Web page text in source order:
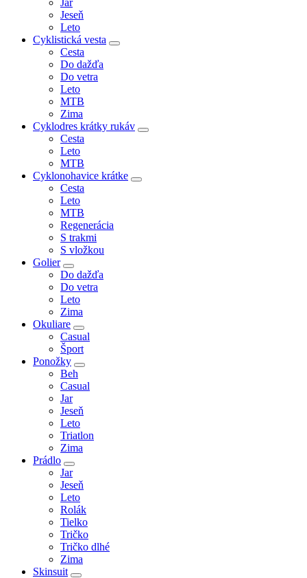
Jar
Jeseň
Leto
Cyklistická vesta
Cesta
Do dažďa
Do vetra
Leto
MTB
Zima
Cyklodres krátky rukáv
Cesta
Leto
MTB
Cyklonohavice krátke
Cesta
Leto
MTB
Regenerácia
S trakmi
S vložkou
Golier
Do dažďa
Do vetra
Leto
Zima
Okuliare
Casual
Šport
Ponožky
Beh
Casual
Jar
Jeseň
Leto
Triatlon
Zima
Prádlo
Jar
Jeseň
Leto
Rolák
Tielko
Tričko
Tričko dlhé
Zima
Skinsuit